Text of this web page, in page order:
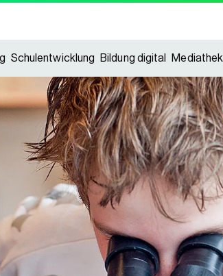
Schulentwicklung Bildung digital Mediathek